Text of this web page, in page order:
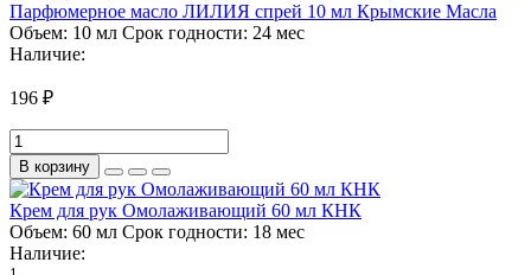
Парфюмерное масло ЛИЛИЯ спрей 10 мл Крымские Масла
Объем: 10 мл Срок годности: 24 мес
Наличие:
196 ₽
В корзину
Крем для рук Омолаживающий 60 мл КНК
Объем: 60 мл Срок годности: 18 мес
Наличие: